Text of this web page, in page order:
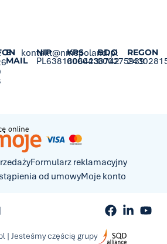
E-
MAIL
kontakt@nmspoland.pl
NIP
PL6381806423
KRS
0000438742
BDO
000275939
REGON
Formularz reklamacyjny
od umowyMoje konto
| Jesteśmy częścią grupy